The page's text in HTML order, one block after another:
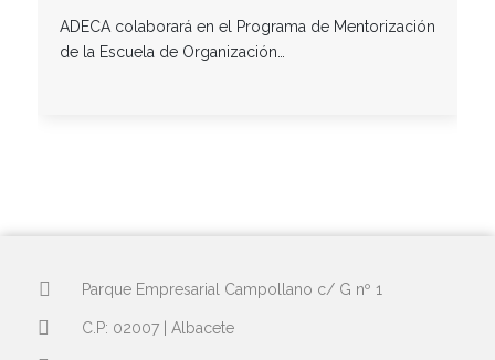
ADECA colaborará en el Programa de Mentorización
de la Escuela de Organización…
Parque Empresarial Campollano c/ G nº 1
C.P: 02007 | Albacete